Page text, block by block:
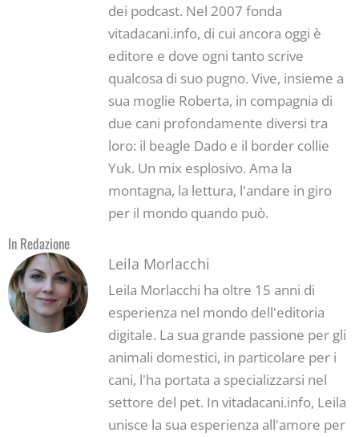
dei podcast. Nel 2007 fonda
vitadacani.info, di cui ancora oggi è
editore e dove ogni tanto scrive
qualcosa di suo pugno. Vive, insieme a
sua moglie Roberta, in compagnia di
due cani profondamente diversi tra
loro: il beagle Dado e il border collie
Yuk. Un mix esplosivo. Ama la
montagna, la lettura, l'andare in giro
per il mondo quando può.
In Redazione
Leila Morlacchi
Leila Morlacchi ha oltre 15 anni di
esperienza nel mondo dell'editoria
digitale. La sua grande passione per gli
animali domestici, in particolare per i
cani, l'ha portata a specializzarsi nel
settore del pet. In vitadacani.info, Leila
unisce la sua esperienza all'amore per